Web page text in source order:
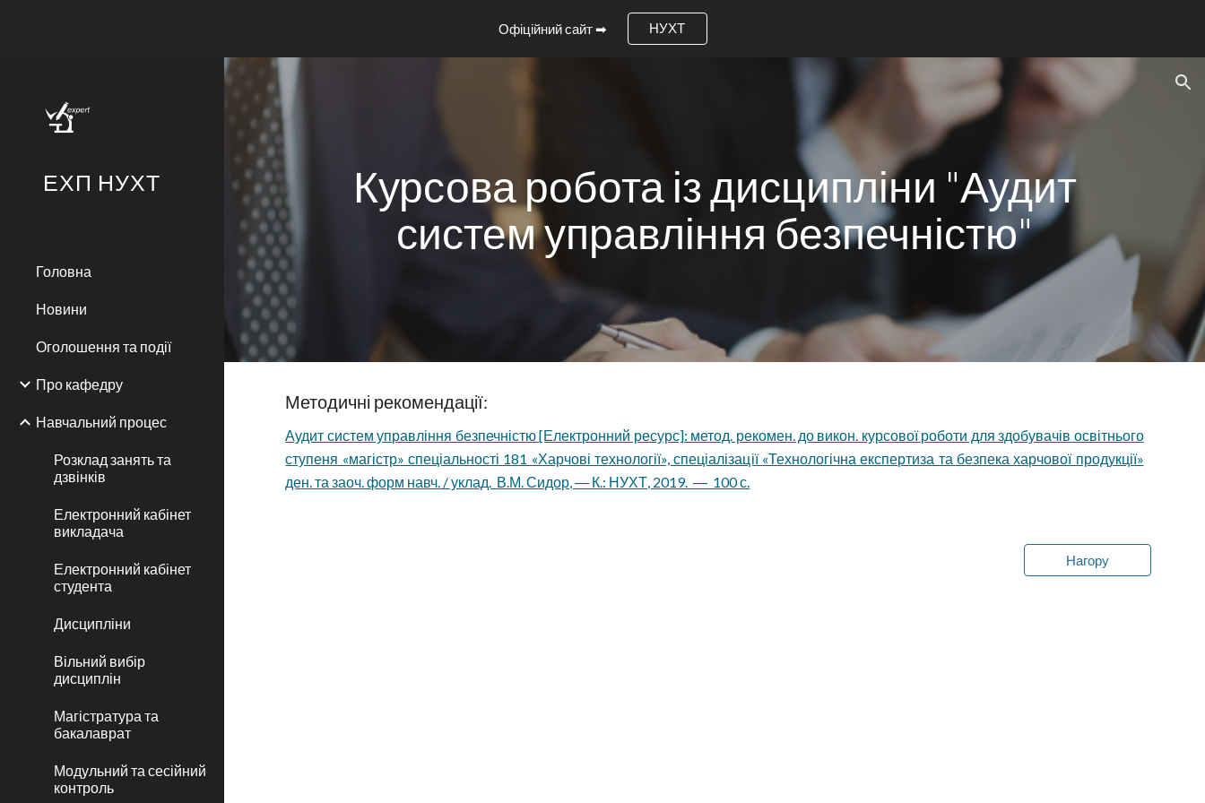
Skip to main contentОфіційний сайт ➡ НУХТ
ЕХП НУХТ
Головна
Новини
Оголошення та події
Про кафедру
Навчальний процес
Розклад занять та
дзвінків
Електронний кабінет
викладача
Електронний кабінет
студента
Дисципліни
Вільний вибір
дисциплін
Магістратура та
бакалаврат
Модульний та сесійний
контроль
Курсова робота із дисципліни "Аудит
систем управління безпечністю"
Методичні рекомендації:
Аудит систем управління безпечністю [Електронний ресурс]: метод. рекомен. до викон. курсової роботи для здобувачів освітнього
ступеня «магістр» спеціальності 181 «Харчові технології», спеціалізації «Технологічна експертиза та безпека харчової продукції»
ден. та заоч. форм навч. / уклад. В.М. Сидор, ― К.: НУХТ, 2019. ― 100 с.
Нагору